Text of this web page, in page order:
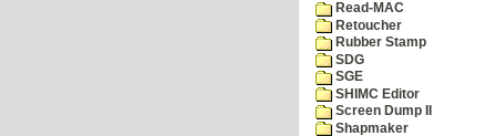
Read-MAC
Retoucher
Rubber Stamp
SDG
SGE
SHIMC Editor
Screen Dump II
Shapmaker